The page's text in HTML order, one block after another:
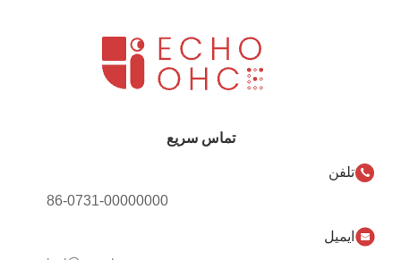
تماس سریع
تلفن
86-0731-00000000
ایمیل